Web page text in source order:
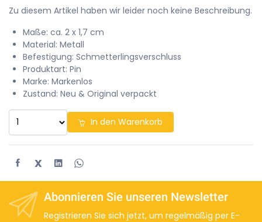
Zu diesem Artikel haben wir leider noch keine Beschreibung.
Maße: ca. 2 x 1,7 cm
Material: Metall
Befestigung: Schmetterlingsverschluss
Produktart: Pin
Marke: Markenlos
Zustand: Neu & Original verpackt
In den Warenkorb
X
Abonnieren Sie unseren Newsletter
Registrieren Sie sich jetzt, um regelmäßig per E-